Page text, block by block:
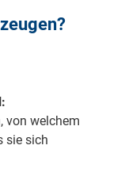
von welchem
sie sich